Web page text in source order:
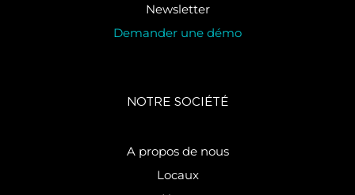
Newsletter
Demander une démo
NOTRE SOCIÉTÉ
A propos de nous
Locaux